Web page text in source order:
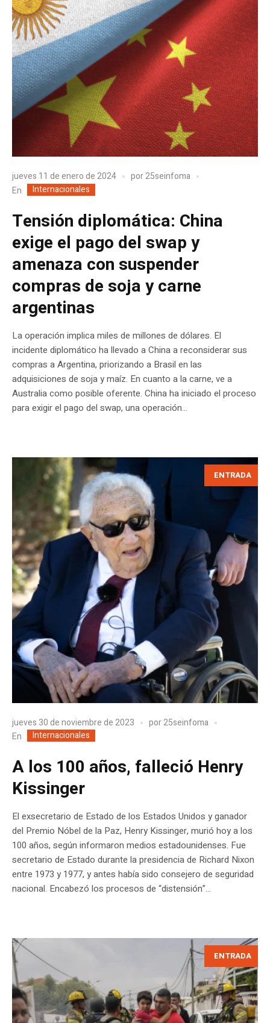
jueves 11 de enero de 2024 por25seinfoma
En
Internacionales
Tensión diplomática: China
exige el pago del swap y
amenaza con suspender
compras de soja y carne
argentinas
La operación implica miles de millones de dólares. El
incidente diplomático ha llevado a China a reconsiderar sus
compras a Argentina, priorizando a Brasil en las
adquisiciones de soja y maíz. En cuanto a la carne, ve a
Australia como posible oferente. China ha iniciado el proceso
para exigir el pago del swap, una operación...
ENTRADA
jueves 30 de noviembre de 2023 por25seinfoma
En
Internacionales
A los 100 años, falleció Henry
Kissinger
El exsecretario de Estado de los Estados Unidos y ganador
del Premio Nóbel de la Paz, Henry Kissinger, murió hoy a los
100 años, según informaron medios estadounidenses. Fue
secretario de Estado durante la presidencia de Richard Nixon
entre 1973 y 1977, y antes había sido consejero de seguridad
nacional. Encabezó los procesos de “distensión”...
ENTRADA